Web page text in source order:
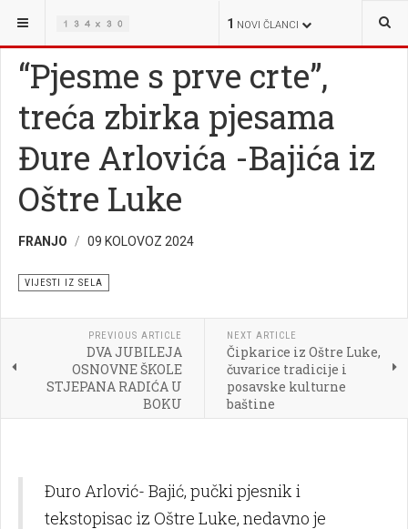
1 NOVI ČLANCI
NALAZITE SE OVDJE: VIJESTI IZ SELA
“Pjesme s prve crte”,
treća zbirka pjesama
Đure Arlovića -Bajića iz
Oštre Luke
FRANJO 09 KOLOVOZ 2024
VIJESTI IZ SELA
PREVIOUS ARTICLE
DVA JUBILEJA
OSNOVNE ŠKOLE
STJEPANA RADIĆA U
BOKU
NEXT ARTICLE
Čipkarice iz Oštre Luke,
čuvarice tradicije i
posavske kulturne
baštine
Đuro Arlović- Bajić, pučki pjesnik i
tekstopisac iz Oštre Luke, nedavno je